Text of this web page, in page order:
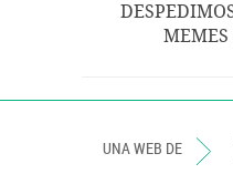
MEMES
UNA WEB DE